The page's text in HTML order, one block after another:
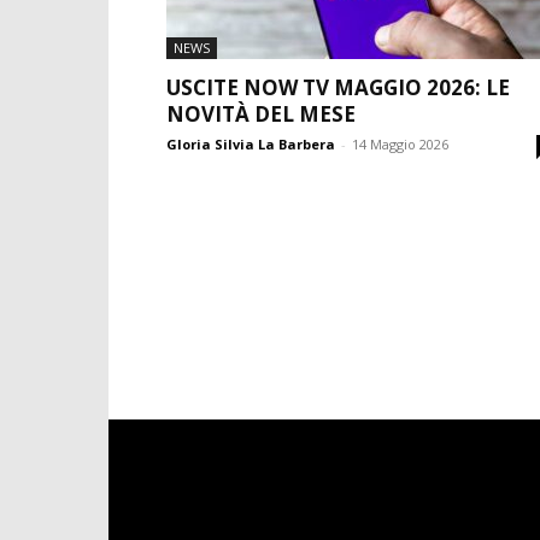
NEWS
USCITE NOW TV MAGGIO 2026: LE
NOVITÀ DEL MESE
Gloria Silvia La Barbera - 14 Maggio 2026